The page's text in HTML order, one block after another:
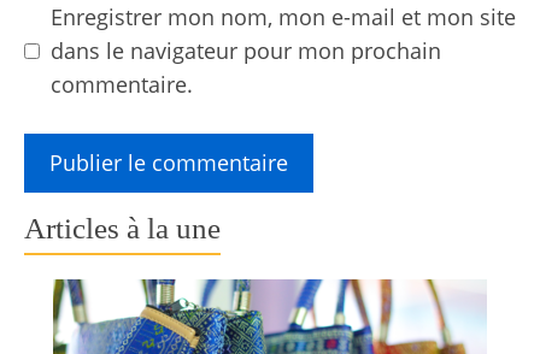
Enregistrer mon nom, mon e-mail et mon site
dans le navigateur pour mon prochain
commentaire.
Articles à la une